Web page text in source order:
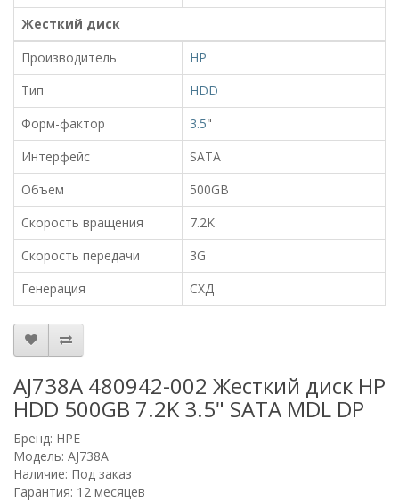
Жесткий диск
Производитель
HP
Тип
HDD
Форм-фактор
3.5"
Интерфейс
SATA
Объем
500GB
Скорость вращения
7.2K
Скорость передачи
3G
Генерация
СХД
AJ738A 480942-002 Жесткий диск HP
HDD 500GB 7.2K 3.5" SATA MDL DP
Бренд: HPE
Модель: AJ738A
Наличие: Под заказ
Гарантия: 12 месяцев